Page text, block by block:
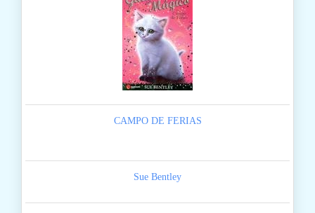
CAMPO DE FERIAS
Sue Bentley